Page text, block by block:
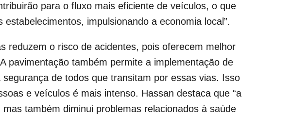
para o fluxo mais eficiente de veículos, o que
impulsionando a economia local”.
reduzem o risco de acidentes, pois oferecem melhor
pavimentação também permite a implementação de
de todos que transitam por essas vias. Isso
e veículos é mais intenso. Hassan destaca que “a
também diminui problemas relacionados à saúde